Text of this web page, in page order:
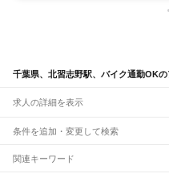
千葉県、北習志野駅、バイク通勤OK
求人の詳細を表示
条件を追加・変更して検索
市区町村を追加・変更
関連キーワード